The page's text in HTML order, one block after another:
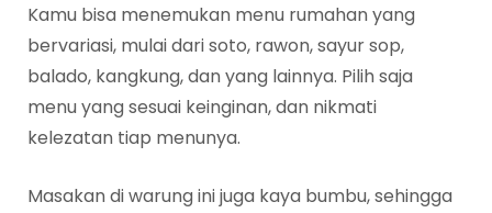
Kamu bisa menemukan menu rumahan yang
bervariasi, mulai dari soto, rawon, sayur sop,
balado, kangkung, dan yang lainnya. Pilih saja
menu yang sesuai keinginan, dan nikmati
kelezatan tiap menunya.
Masakan di warung ini juga kaya bumbu, sehingga